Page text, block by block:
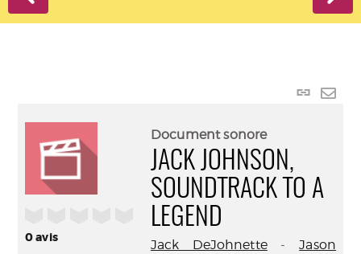
Lien
0avis
Document sonore
JACK JOHNSON,
SOUNDTRACK TO A
LEGEND
Jack DeJohnette-Jason